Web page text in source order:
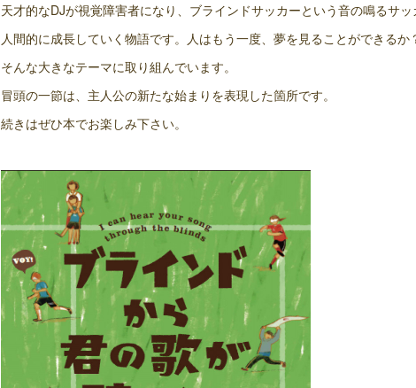
天才的なDJが視覚障害者になり、ブラインドサッカーという音の鳴るサッ
人間的に成長していく物語です。人はもう一度、夢を見ることができるか
そんな大きなテーマに取り組んでいます。
冒頭の一節は、主人公の新たな始まりを表現した箇所です。
続きはぜひ本でお楽しみ下さい。